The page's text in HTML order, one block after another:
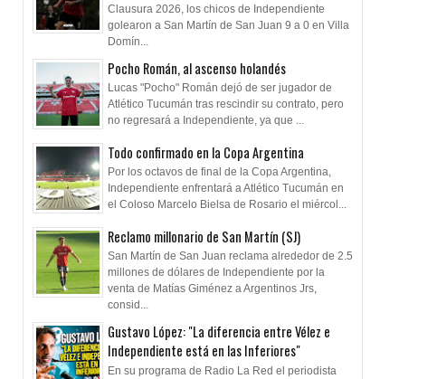
Clausura 2026, los chicos de Independiente
golearon a San Martín de San Juan 9 a 0 en Villa
Domín...
Pocho Román, al ascenso holandés
Lucas "Pocho" Román dejó de ser jugador de
Atlético Tucumán tras rescindir su contrato, pero
no regresará a Independiente, ya que ...
Todo confirmado en la Copa Argentina
Por los octavos de final de la Copa Argentina,
Independiente enfrentará a Atlético Tucumán en
el Coloso Marcelo Bielsa de Rosario el miércol...
Reclamo millonario de San Martín (SJ)
San Martín de San Juan reclama alrededor de 2.5
millones de dólares de Independiente por la
venta de Matías Giménez a Argentinos Jrs,
consid...
Gustavo López: "La diferencia entre Vélez e
Independiente está en las Inferiores"
En su programa de Radio La Red el periodista